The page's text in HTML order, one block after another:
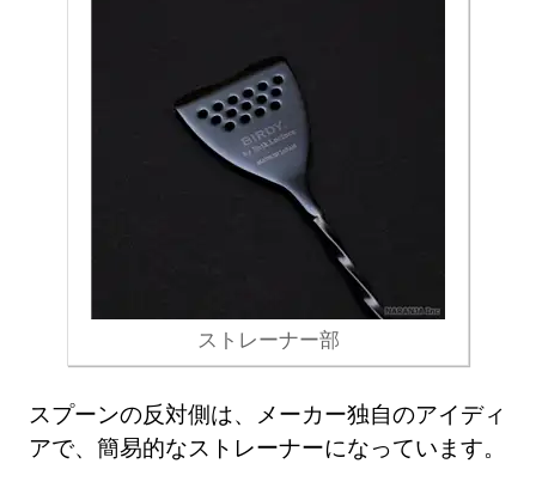
ストレーナー部
スプーンの反対側は、メーカー独自のアイディ
アで、簡易的なストレーナーになっています。